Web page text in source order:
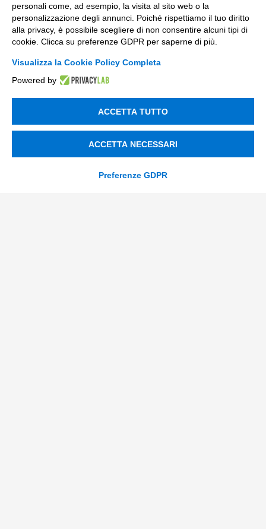
Digital Marketing
Data & BI
Trasformazione Digitale
Compliance Normativa Integrata
Soluzioni Digitali
Supply Chain
personali come, ad esempio, la visita al sito web o la
personalizzazione degli annunci. Poiché rispettiamo il tuo diritto
alla privacy, è possibile scegliere di non consentire alcuni tipi di
cookie. Clicca su preferenze GDPR per saperne di più.
Visualizza la Cookie Policy Completa
Powered by
ACCETTA TUTTO
ACCETTA NECESSARI
Preferenze GDPR